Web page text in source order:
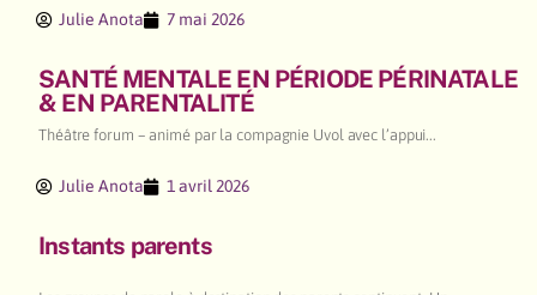
Julie Anota 7 mai 2026
SANTÉ MENTALE EN PÉRIODE PÉRINATALE
& EN PARENTALITÉ
Théâtre forum – animé par la compagnie Uvol avec l’appui...
Julie Anota 1 avril 2026
Instants parents